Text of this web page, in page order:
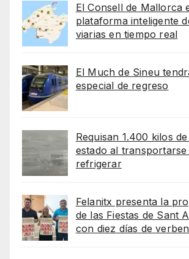
El Consell de Mallorca
plataforma inteligente
viarias en tiempo real
El Much de Sineu
especial de regreso
Requisan 1.400 kilos
estado al transportarse
refrigerar
Felanitx presenta la
de las Fiestas de Sant
con diez días de